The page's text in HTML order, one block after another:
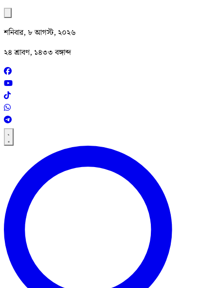
শনিবার, ৮ আগস্ট, ২০২৬
২৪ শ্রাবণ, ১৪৩৩ বঙ্গাব্দ